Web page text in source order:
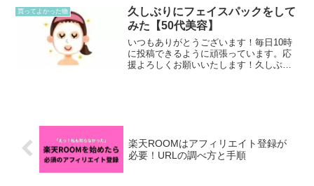
しかも中心地へ行くバスばかりなので
す。周りはほとんど車を所...
買ってよかった物
久しぶりにフェイスパックをして
みた【50代美容】
いつもありがとうございます！毎日10時
に投稿できるように頑張っています。応
援よろしくお願いいたします！久しぶり
楽天ROOMはアフィリエイト登録が
必要！URLの調べ方と手順